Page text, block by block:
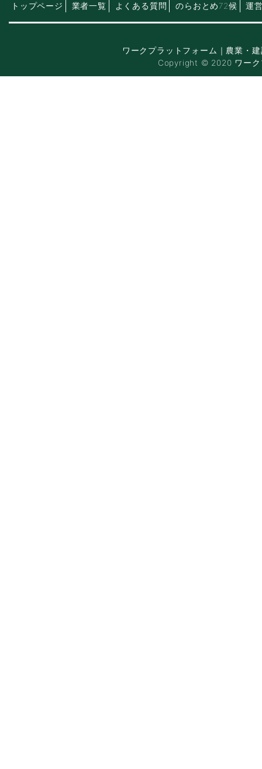
トップページ 業者一覧 よくある質問 のらおとめ72候 運
ワークプラットフォーム｜農業・
Copyright © 2020 ワーク